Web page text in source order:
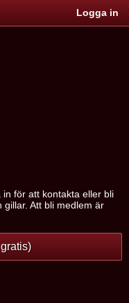
Logga in
för att kontakta eller bli
Att bli medlem är